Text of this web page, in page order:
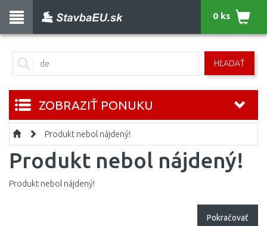
HĽADAŤ
0 ks
ZOBRAZIŤ PONUKU
Produkt nebol nájdený!
Produkt nebol nájdený!
Produkt nebol nájdený!
Pokračovať